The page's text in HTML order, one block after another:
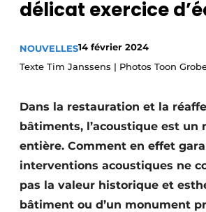
Termes et conditions
Construction bois
Contrôle d’accès
Éclairage
Fondations
délicat exercice
NOUVELLES14 février 2024
Texte Tim Janssens | Photos Toon
Dans la restauration et la
bâtiments, l’acoustique est un
entière. Comment en effet
interventions acoustiques ne
pas la valeur historique et
bâtiment ou d’un monument